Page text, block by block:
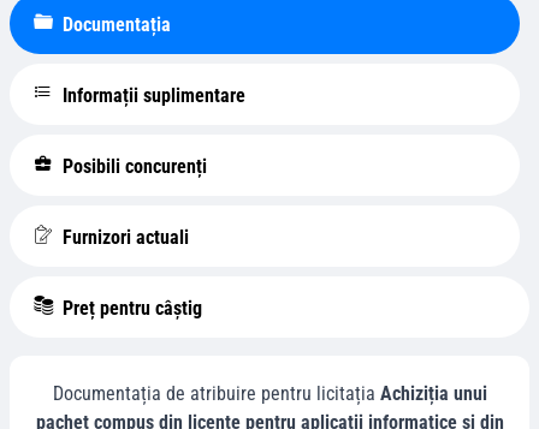
Documentația
Informații suplimentare
Posibili concurenți
Furnizori actuali
Preț pentru câștig
Documentația de atribuire pentru licitația Achiziția unui
pachet compus din licențe pentru aplicații informatice și din